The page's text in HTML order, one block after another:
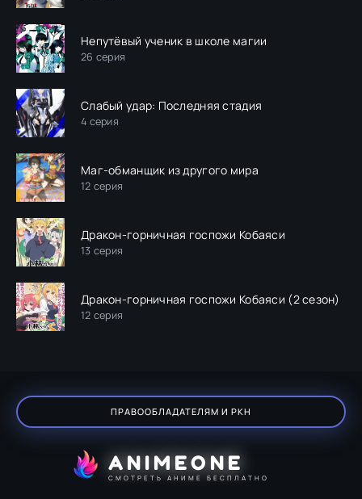
Непутёвый ученик в школе магии
26 серия
Слабый удар: Последняя стадия
4 серия
Маг-обманщик из другого мира
12 серия
Дракон-горничная госпожи Кобаяси
13 серия
Дракон-горничная госпожи Кобаяси (2 сезон)
12 серия
ПРАВООБЛАДАТЕЛЯМ И РКН
ANIMEONE
СМОТРЕТЬ АНИМЕ БЕСПЛАТНО